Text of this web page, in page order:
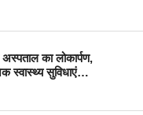
का लोकार्पण,
स्वास्थ्य सुविधाएं…